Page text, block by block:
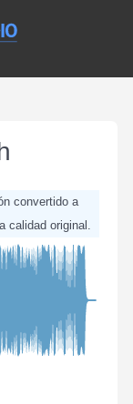
convertido a
calidad original.